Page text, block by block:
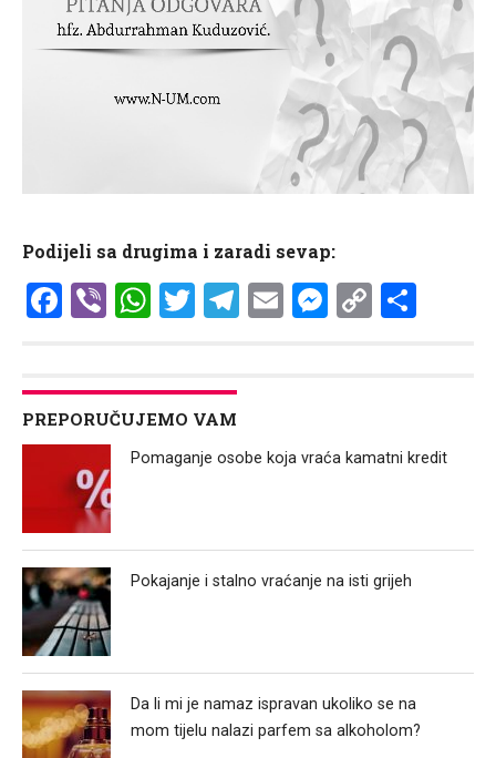
Podijeli sa drugima i zaradi sevap:
Facebook
ViberWhatsApp
Twitter
Telegram
EmailCopy
PREPORUČUJEMO VAM
Pomaganje osobe koja vraća kamatni kredit
Pokajanje i stalno vraćanje na isti grijeh
Da li mi je namaz ispravan ukoliko se na
mom tijelu nalazi parfem sa alkoholom?